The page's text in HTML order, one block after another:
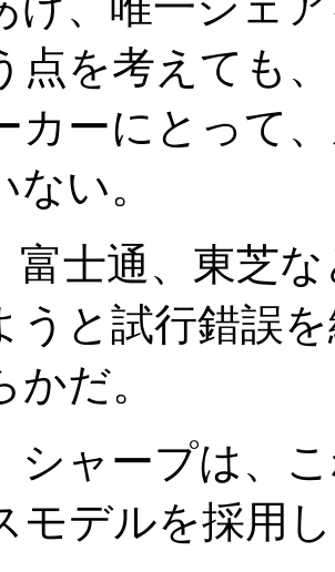
点を考えても
カーにとって
い。
士通、東芝
うと試行錯誤
だ。
ャープは、
モデルを採用